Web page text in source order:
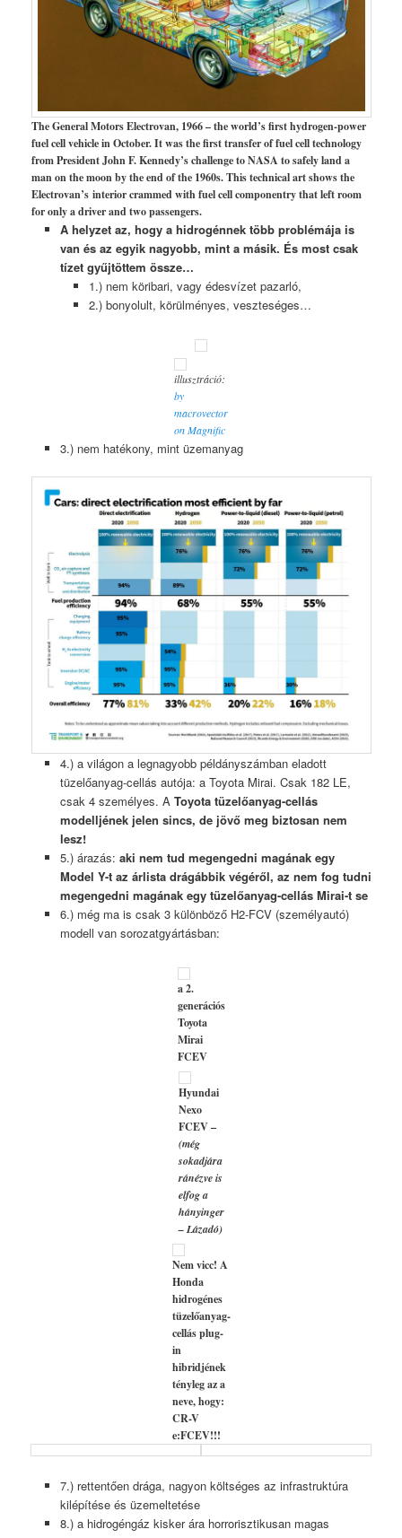
The General Motors Electrovan, 1966 – the world’s first hydrogen-power
fuel cell vehicle in October. It was the first transfer of fuel cell technology
from President John F. Kennedy’s challenge to NASA to safely land a
man on the moon by the end of the 1960s. This technical art shows the
Electrovan’s interior crammed with fuel cell componentry that left room
for only a driver and two passengers.
A helyzet az, hogy a hidrogénnek több problémája is
van és az egyik nagyobb, mint a másik. És most csak
tízet gyűjtöttem össze…
1.) nem köribari, vagy édesvízet pazarló,
2.) bonyolult, körülményes, veszteséges…
illusztráció:
by
macrovector
on Magnific
3.) nem hatékony, mint üzemanyag
4.) a világon a legnagyobb példányszámban eladott
tüzelőanyag-cellás autója: a Toyota Mirai. Csak 182 LE,
csak 4 személyes. A Toyota tüzelőanyag-cellás
modelljének jelen sincs, de jövő meg biztosan nem
lesz!
5.) árazás: aki nem tud megengedni magának egy
Model Y-t az árlista drágábbik végéről, az nem fog tudni
megengedni magának egy tüzelőanyag-cellás Mirai-t se
6.) még ma is csak 3 különböző H2-FCV (személyautó)
modell van sorozatgyártásban:
a 2.
generációs
Toyota
Mirai
FCEV
Hyundai
Nexo
FCEV –
(még
sokadjára
ránézve is
elfog a
hányinger
– Lázadó)
Nem vicc! A
Honda
hidrogénes
tüzelőanyag-
cellás plug-
in
hibridjének
tényleg az a
neve, hogy:
CR-V
e:FCEV!!!
7.) rettentően drága, nagyon költséges az infrastruktúra
kilépítése és üzemeltetése
8.) a hidrogéngáz kisker ára horrorisztikusan magas